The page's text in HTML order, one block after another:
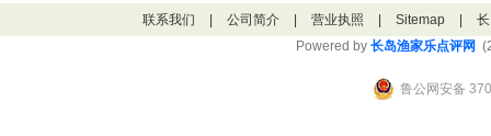
联系我们 公司简介 营业执照 Sitemap
Powered by 长岛渔家乐点评网
鲁公网安备